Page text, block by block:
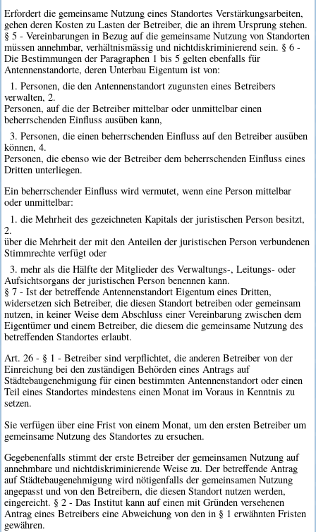
Erfordert die gemeinsame Nutzung eines Standortes Verstärkungsarbeiten,
gehen deren Kosten zu Lasten der Betreiber, die an ihrem Ursprung stehen.
§ 5 - Vereinbarungen in Bezug auf die gemeinsame Nutzung von Standorten
müssen annehmbar, verhältnismässig und nichtdiskriminierend sein. § 6 -
Die Bestimmungen der Paragraphen 1 bis 5 gelten ebenfalls für
Antennenstandorte, deren Unterbau Eigentum ist von:
1. Personen, die den Antennenstandort zugunsten eines Betreibers
verwalten, 2.
Personen, auf die der Betreiber mittelbar oder unmittelbar einen
beherrschenden Einfluss ausüben kann,
3. Personen, die einen beherrschenden Einfluss auf den Betreiber ausüben
können, 4.
Personen, die ebenso wie der Betreiber dem beherrschenden Einfluss eines
Dritten unterliegen.
Ein beherrschender Einfluss wird vermutet, wenn eine Person mittelbar
oder unmittelbar:
1. die Mehrheit des gezeichneten Kapitals der juristischen Person besitzt,
2.
über die Mehrheit der mit den Anteilen der juristischen Person verbundenen
Stimmrechte verfügt oder
3. mehr als die Hälfte der Mitglieder des Verwaltungs-, Leitungs- oder
Aufsichtsorgans der juristischen Person benennen kann.
§ 7 - Ist der betreffende Antennenstandort Eigentum eines Dritten,
widersetzen sich Betreiber, die diesen Standort betreiben oder gemeinsam
nutzen, in keiner Weise dem Abschluss einer Vereinbarung zwischen dem
Eigentümer und einem Betreiber, die diesem die gemeinsame Nutzung des
betreffenden Standortes erlaubt.
Art. 26 - § 1 - Betreiber sind verpflichtet, die anderen Betreiber von der
Einreichung bei den zuständigen Behörden eines Antrags auf
Städtebaugenehmigung für einen bestimmten Antennenstandort oder einen
Teil eines Standortes mindestens einen Monat im Voraus in Kenntnis zu
setzen.
Sie verfügen über eine Frist von einem Monat, um den ersten Betreiber um
gemeinsame Nutzung des Standortes zu ersuchen.
Gegebenenfalls stimmt der erste Betreiber der gemeinsamen Nutzung auf
annehmbare und nichtdiskriminierende Weise zu. Der betreffende Antrag
auf Städtebaugenehmigung wird nötigenfalls der gemeinsamen Nutzung
angepasst und von den Betreibern, die diesen Standort nutzen werden,
eingereicht. § 2 - Das Institut kann auf einen mit Gründen versehenen
Antrag eines Betreibers eine Abweichung von den in § 1 erwähnten Fristen
gewähren.